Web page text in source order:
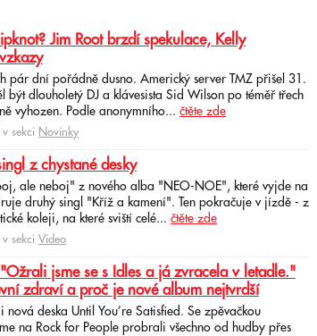
Jim Root brzdí spekulace, Kelly
pár dní pořádně dusno. Americký server TMZ přišel 31.
být dlouholetý DJ a klávesista Sid Wilson po téměř třech
vyhozen. Podle anonymního... čtěte zde
sekci Novinky
z chystané desky
ale neboj" z nového alba "NEO-NOE", které vyjde na
druhý singl "Kříž a kamení". Ten pokračuje v jízdě - z
koleji, na které sviští celé... čtěte zde
sekci Video
jsme se s Idles a já zvracela v letadle."
zdraví a proč je nové album nejtvrdší
deska Until You’re Satisfied. Se zpěvačkou
na Rock for People probrali všechno od hudby přes